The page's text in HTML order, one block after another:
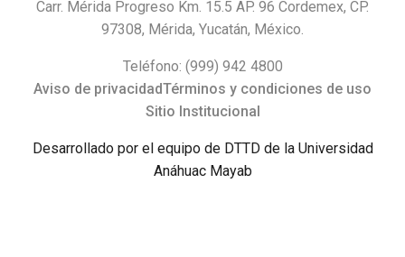
Carr. Mérida Progreso Km. 15.5 AP. 96 Cordemex, CP.
97308, Mérida, Yucatán, México.
Teléfono: (999) 942 4800
Aviso de privacidadTérminos y condiciones de uso
Sitio Institucional
Desarrollado por el equipo de DTTD de la Universidad
Anáhuac Mayab